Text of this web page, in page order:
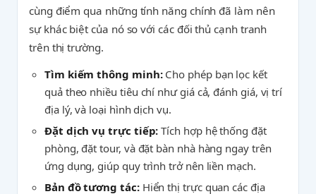
cùng điểm qua những tính năng chính đã làm nên
sự khác biệt của nó so với các đối thủ cạnh tranh
trên thị trường.
Tìm kiếm thông minh:Cho phép bạn lọc kết
quả theo nhiều tiêu chí như giá cả, đánh giá, vị trí
địa lý, và loại hình dịch vụ.
Đặt dịch vụ trực tiếp: Tích hợp hệ thống đặt
phòng, đặt tour, và đặt bàn nhà hàng ngay trên
ứng dụng, giúp quy trình trở nên liền mạch.
Bản đồ tương tác:Hiển thị trực quan các địa